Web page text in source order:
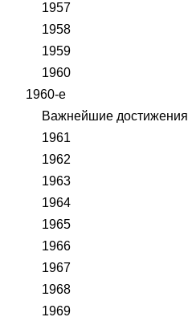
1957
1958
1959
1960
1960-е
Важнейшие достижения
1961
1962
1963
1964
1965
1966
1967
1968
1969